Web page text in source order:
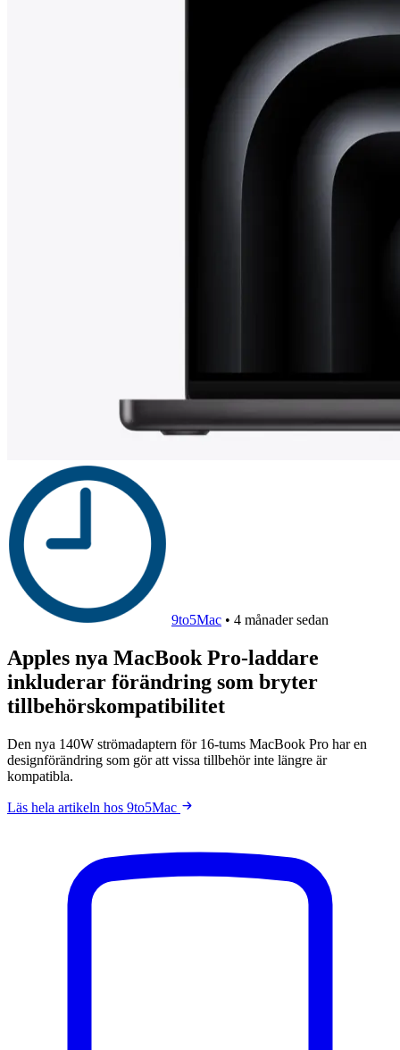
9to5Mac • 4 månader sedan
Apples nya MacBook Pro-laddare
inkluderar förändring som bryter
tillbehörskompatibilitet
Den nya 140W strömadaptern för 16-tums MacBook Pro har en
designförändring som gör att vissa tillbehör inte längre är
kompatibla.
Läs hela artikeln hos 9to5Mac